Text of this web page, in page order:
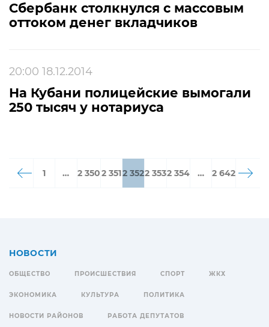
Сбербанк столкнулся с массовым
оттоком денег вкладчиков
20:00 18.12.2014
На Кубани полицейские вымогали
250 тысяч у нотариуса
1 … 2 3502 3512 3522 3532 354 … 2 642
НОВОСТИ
ОБЩЕСТВО ПРОИСШЕСТВИЯ СПОРТ ЖКХ
ЭКОНОМИКА КУЛЬТУРА ПОЛИТИКА
НОВОСТИ РАЙОНОВ РАБОТА ДЕПУТАТОВ